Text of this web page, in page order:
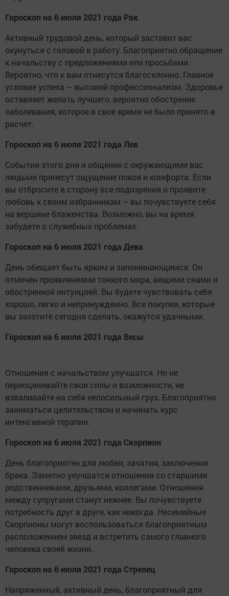
Гороскоп на 6 июля 2021 года Рак
Активный трудовой день, который заставит вас
окунуться с головой в работу. Благоприятно обращение
к начальству с предложениями или просьбами.
Вероятно, что к вам отнесутся благосклонно. Главное
условие успеха – высокий профессионализм. Здоровье
оставляет желать лучшего, вероятно обострение
заболевания, которое в свое время не было принято в
расчет.
Гороскоп на 6 июля 2021 года Лев
События этого дня и общение с окружающими вас
людьми принесут ощущение покоя и комфорта. Если
вы отбросите в сторону все подозрения и проявите
любовь к своим избранникам – вы почувствуете себя
на вершине блаженства. Возможно, вы на время
забудете о служебных проблемах.
Гороскоп на 6 июля 2021 года Дева
День обещает быть ярким и запоминающимся. Он
отмечен проявлениями тонкого мира, вещими снами и
обостренной интуицией. Вы будете чувствовать себя
хорошо, легко и непринужденно. Все покупки, которые
вы захотите сегодня сделать, окажутся удачными.
Гороскоп на 6 июля 2021 года Весы
Отношения с начальством улучшатся. Но не
переоценивайте свои силы и возможности, не
взваливайте на себя непосильный груз. Благоприятно
заниматься целительством и начинать курс
интенсивной терапии.
Гороскоп на 6 июля 2021 года Скорпион
День благоприятен для любви, зачатия, заключения
брака. Заметно улучшатся отношения со старшими
родственниками, друзьями, коллегами. Отношения
между супругами станут нежнее. Вы почувствуете
потребность друг в друге, как никогда. Несемейные
Скорпионы могут воспользоваться благоприятным
расположением звезд и встретить самого главного
человека своей жизни.
Гороскоп на 6 июля 2021 года Стрелец
Напряженный, активный день, благоприятный для